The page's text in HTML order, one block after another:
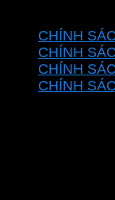
CHÍNH
CHÍNH
CHÍNH
CHÍNH